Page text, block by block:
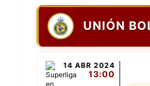
UNIÓN
14 ABR 2024
13:00